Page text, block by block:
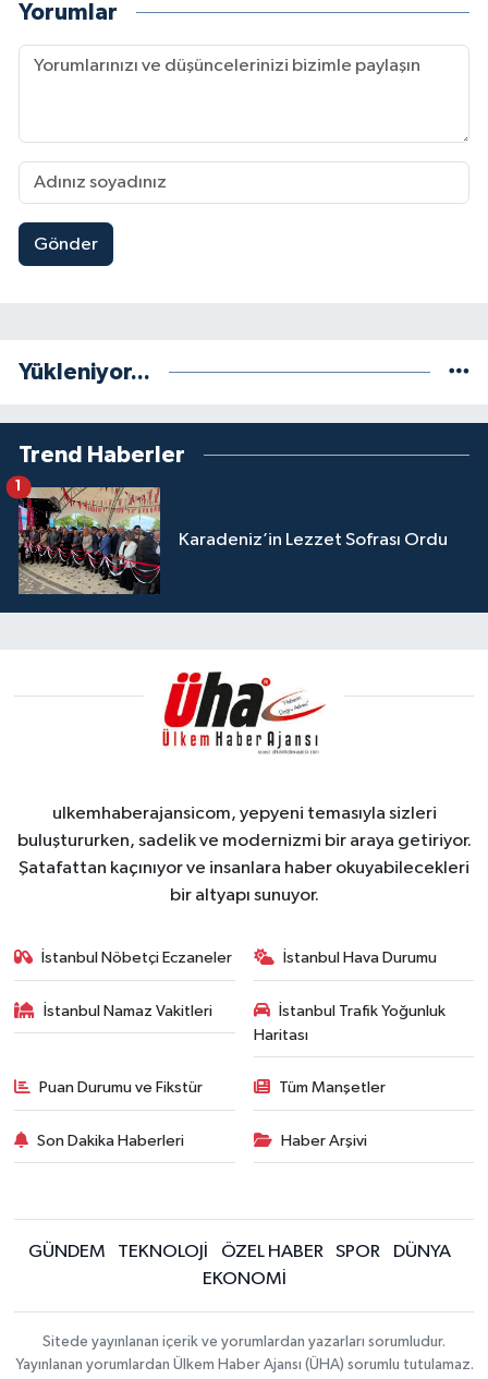
Yorumlar
Gönder
Yükleniyor...
Trend Haberler
Karadeniz’in Lezzet Sofrası Ordu
1
ulkemhaberajansicom, yepyeni temasıyla sizleri
buluştururken, sadelik ve modernizmi bir araya getiriyor.
Şatafattan kaçınıyor ve insanlara haber okuyabilecekleri
bir altyapı sunuyor.
İstanbul Nöbetçi Eczaneler İstanbul Hava Durumu
İstanbul Namaz Vakitleri
İstanbul Trafik Yoğunluk
Haritası
Puan Durumu ve Fikstür Tüm Manşetler
Son Dakika Haberleri Haber Arşivi
GÜNDEM TEKNOLOJİ ÖZEL HABER SPOR
DÜNYA
EKONOMİ
Sitede yayınlanan içerik ve yorumlardan yazarları sorumludur.
Yayınlanan yorumlardan Ülkem Haber Ajansı (ÜHA) sorumlu tutulamaz.